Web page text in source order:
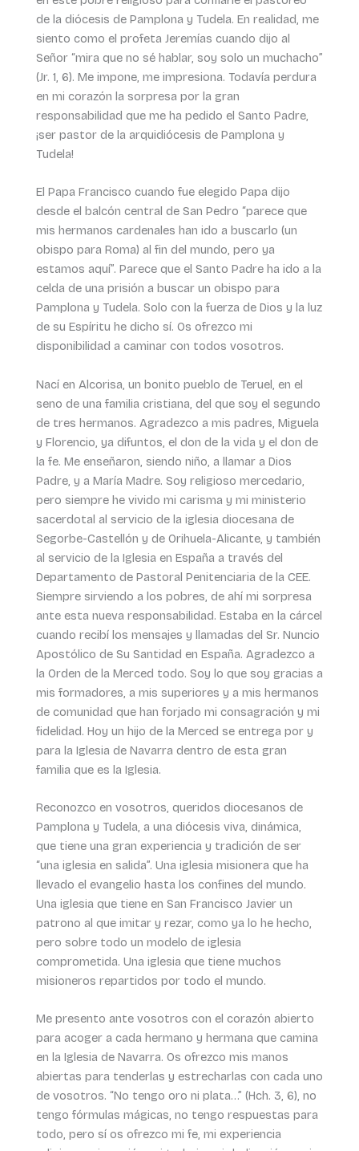
de la diócesis de Pamplona y Tudela. En realidad, me
siento como el profeta Jeremías cuando dijo al
Señor “mira que no sé hablar, soy solo un muchacho”
(Jr. 1, 6). Me impone, me impresiona. Todavía perdura
en mi corazón la sorpresa por la gran
responsabilidad que me ha pedido el Santo Padre,
¡ser pastor de la arquidiócesis de Pamplona y
Tudela!
El Papa Francisco cuando fue elegido Papa dijo
desde el balcón central de San Pedro “parece que
mis hermanos cardenales han ido a buscarlo (un
obispo para Roma) al fin del mundo, pero ya
estamos aquí”. Parece que el Santo Padre ha ido a la
celda de una prisión a buscar un obispo para
Pamplona y Tudela. Solo con la fuerza de Dios y la luz
de su Espíritu he dicho sí. Os ofrezco mi
disponibilidad a caminar con todos vosotros.
Nací en Alcorisa, un bonito pueblo de Teruel, en el
seno de una familia cristiana, del que soy el segundo
de tres hermanos. Agradezco a mis padres, Miguela
y Florencio, ya difuntos, el don de la vida y el don de
la fe. Me enseñaron, siendo niño, a llamar a Dios
Padre, y a María Madre. Soy religioso mercedario,
pero siempre he vivido mi carisma y mi ministerio
sacerdotal al servicio de la iglesia diocesana de
Segorbe-Castellón y de Orihuela-Alicante, y también
al servicio de la Iglesia en España a través del
Departamento de Pastoral Penitenciaria de la CEE.
Siempre sirviendo a los pobres, de ahí mi sorpresa
ante esta nueva responsabilidad. Estaba en la cárcel
cuando recibí los mensajes y llamadas del Sr. Nuncio
Apostólico de Su Santidad en España. Agradezco a
la Orden de la Merced todo. Soy lo que soy gracias a
mis formadores, a mis superiores y a mis hermanos
de comunidad que han forjado mi consagración y mi
fidelidad. Hoy un hijo de la Merced se entrega por y
para la Iglesia de Navarra dentro de esta gran
familia que es la Iglesia.
Reconozco en vosotros, queridos diocesanos de
Pamplona y Tudela, a una diócesis viva, dinámica,
que tiene una gran experiencia y tradición de ser
“una iglesia en salida”. Una iglesia misionera que ha
llevado el evangelio hasta los confines del mundo.
Una iglesia que tiene en San Francisco Javier un
patrono al que imitar y rezar, como ya lo he hecho,
pero sobre todo un modelo de iglesia
comprometida. Una iglesia que tiene muchos
misioneros repartidos por todo el mundo.
Me presento ante vosotros con el corazón abierto
para acoger a cada hermano y hermana que camina
en la Iglesia de Navarra. Os ofrezco mis manos
abiertas para tenderlas y estrecharlas con cada uno
de vosotros. “No tengo oro ni plata…” (Hch. 3, 6), no
tengo fórmulas mágicas, no tengo respuestas para
todo, pero sí os ofrezco mi fe, mi experiencia